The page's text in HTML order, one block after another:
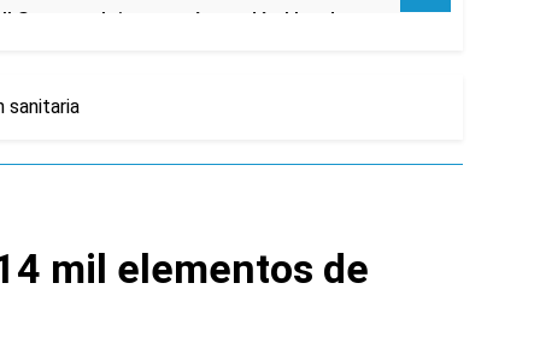
y el riesgo país quedó al borde
como «delincuentes anarquistas»
más bajas de la semana
capítulo
sanitaria
mil elementos de